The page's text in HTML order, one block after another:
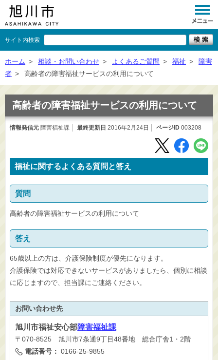
サイト内検索
くらし
観光
事業者向け
市政情報
ホーム > 相談・お問い合わせ > よくあるご質問 > 福祉 >
障害
者 > 高齢者の障害福祉サービスの利用について
高齢者の障害福祉サービスの利用について
情報発信元 障害福祉課 最終更新日 2016年2月24日 ページID 003208
福祉に関するよくある質問と答え
質問
高齢者の障害福祉サービスの利用について
答え
65歳以上の方は、介護保険制度が優先になります。
介護保険では対応できないサービスがありましたら、個別に相談
に応じますので、担当課にご連絡ください。
お問い合わせ先
旭川市福祉安心部障害福祉課
〒070-8525 旭川市7条通9丁目48番地 総合庁舎1・2階
電話番号： 0166-25-9855